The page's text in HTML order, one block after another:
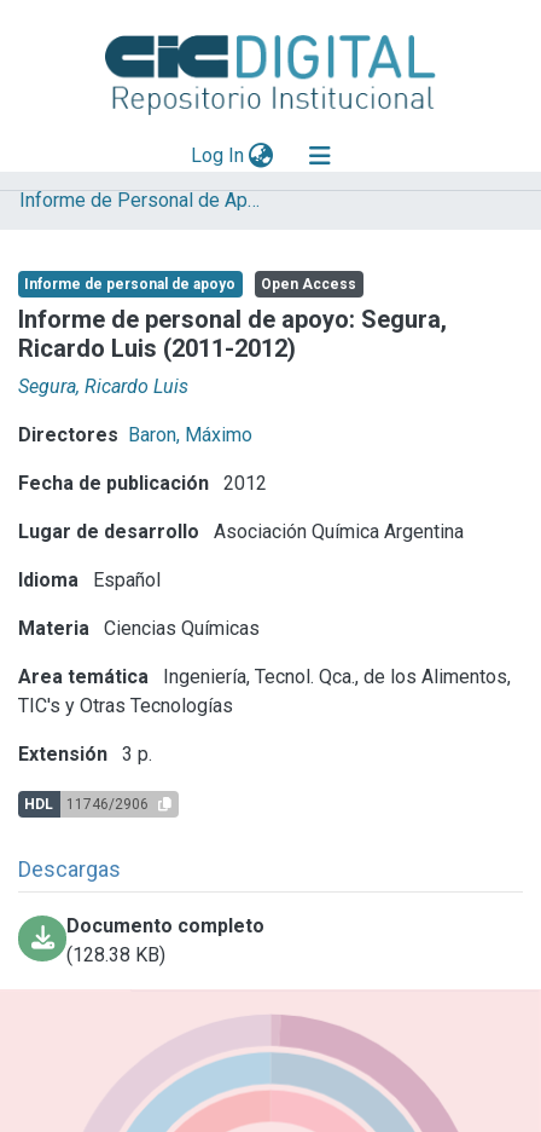
Log In(current)
Explorar
Aportar material
Statistics
Informe de Personal de Apoyo
Informe de personal de apoyo Open Access
Informe de personal de apoyo: Segura,
Ricardo Luis (2011-2012)
Segura, Ricardo Luis
Directores Baron, Máximo
Fecha de publicación 2012
Lugar de desarrollo Asociación Química Argentina
Idioma Español
Materia Ciencias Químicas
Area temática
Ingeniería, Tecnol. Qca., de los Alimentos,
TIC's y Otras Tecnologías
Extensión 3 p.
HDL 11746/2906
Descargas
Documento completo
(128.38 KB)